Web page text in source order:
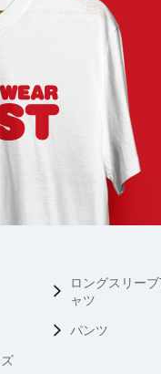
ロングスリー
ャツ
パンツ